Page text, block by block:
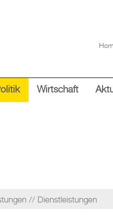
Wirtschaft
Dienstleistungen